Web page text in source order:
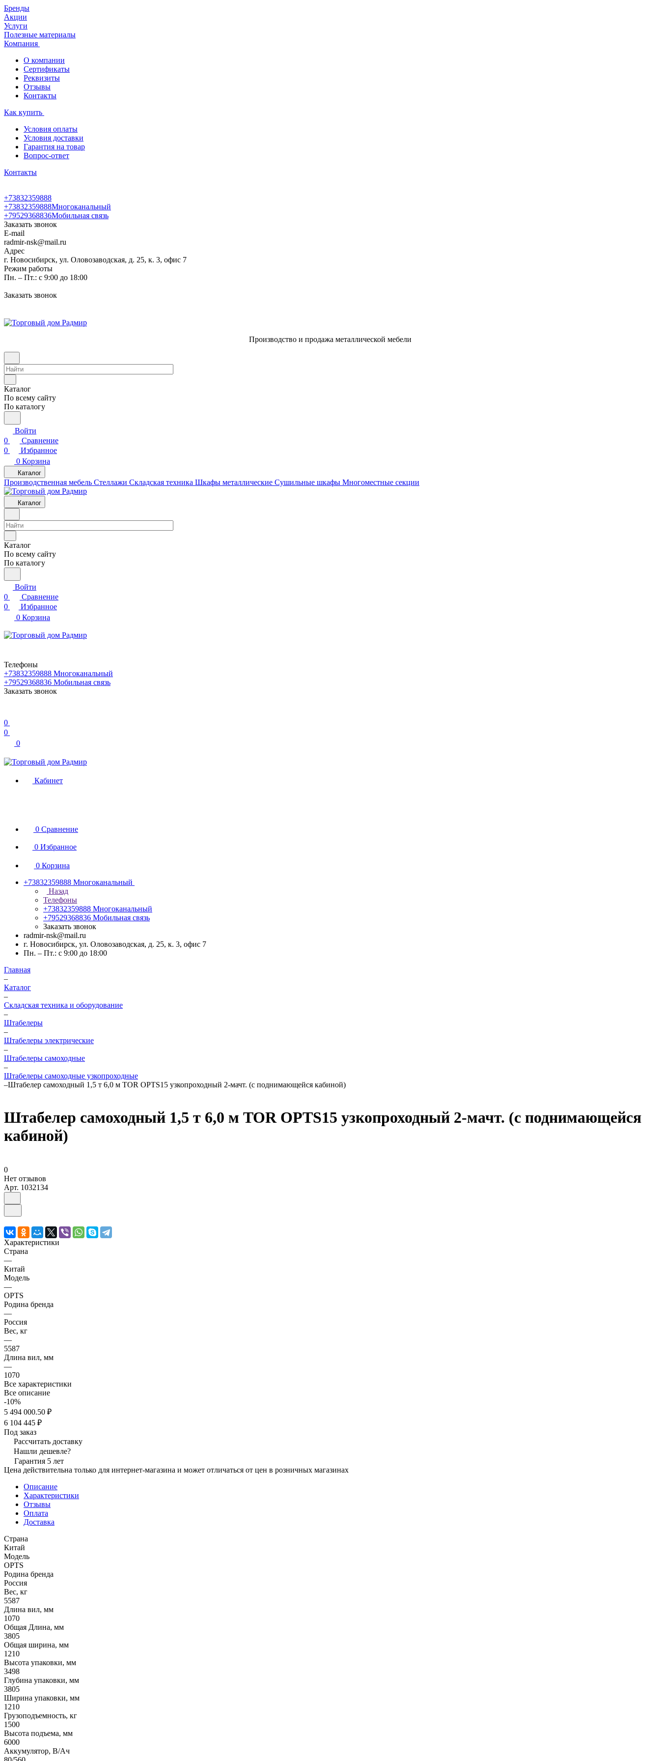
Бренды
Акции
Услуги
Полезные материалы
Компания
О компании
Сертификаты
Реквизиты
Отзывы
Контакты
Как купить
Условия оплаты
Условия доставки
Гарантия на товар
Вопрос-ответ
Контакты
+73832359888
+73832359888Многоканальный
+79529368836Мобильная связь
Заказать звонок
E-mail
radmir-nsk@mail.ru
Адрес
г. Новосибирск, ул. Оловозаводская, д. 25, к. 3, офис 7
Режим работы
Пн. – Пт.: с 9:00 до 18:00
Заказать звонок
Производство и продажа металлической мебели
Каталог
По всему сайту
По каталогу
Войти
0
Сравнение
0
Избранное
0 Корзина
Каталог
Производственная мебель Cтеллажи Складская техника Шкафы металлические Cушильные шкафы Многоместные секции
Каталог
Каталог
По всему сайту
По каталогу
Войти
0
Сравнение
0
Избранное
0 Корзина
Телефоны
+73832359888 Многоканальный
+79529368836 Мобильная связь
Заказать звонок
0
0
0
Кабинет
0 Сравнение
0 Избранное
0 Корзина
+73832359888 Многоканальный
Назад
Телефоны
+73832359888 Многоканальный
+79529368836 Мобильная связь
Заказать звонок
radmir-nsk@mail.ru
г. Новосибирск, ул. Оловозаводская, д. 25, к. 3, офис 7
Пн. – Пт.: с 9:00 до 18:00
Главная
–
Каталог
–
Складская техника и оборудование
–
Штабелеры
–
Штабелеры электрические
–
Штабелеры самоходные
–
Штабелеры самоходные узкопроходные
–Штабелер самоходный 1,5 т 6,0 м TOR OPTS15 узкопроходный 2-мачт. (с поднимающейся кабиной)
Штабелер самоходный 1,5 т 6,0 м TOR OPTS15 узкопроходный 2-мачт. (с поднимающейся
кабиной)
0
Нет отзывов
Арт. 1032134
Характеристики
Страна
—
Китай
Модель
—
OPTS
Родина бренда
—
Россия
Вес, кг
—
5587
Длина вил, мм
—
1070
Все характеристики
Все описание
-10%
5 494 000.50 ₽
6 104 445 ₽
Под заказ
Рассчитать доставку
Нашли дешевле?
Гарантия 5 лет
Цена действительна только для интернет-магазина и может отличаться от цен в розничных магазинах
Описание
Характеристики
Отзывы
Оплата
Доставка
Страна
Китай
Модель
OPTS
Родина бренда
Россия
Вес, кг
5587
Длина вил, мм
1070
Общая Длина, мм
3805
Общая ширина, мм
1210
Высота упаковки, мм
3498
Глубина упаковки, мм
3805
Ширина упаковки, мм
1210
Грузоподъемность, кг
1500
Высота подъема, мм
6000
Аккумулятор, В/Ач